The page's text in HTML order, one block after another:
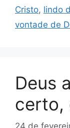
Cristo, lindo
vontade de
Deus
certo,
24 de